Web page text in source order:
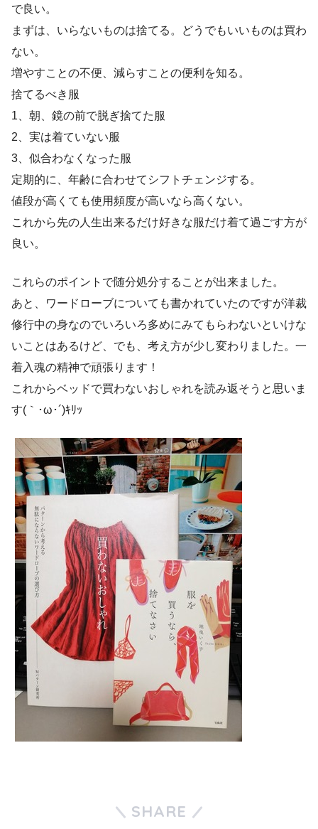
で良い。
まずは、いらないものは捨てる。どうでもいいものは買わ
ない。
増やすことの不便、減らすことの便利を知る。
捨てるべき服
1、朝、鏡の前で脱ぎ捨てた服
2、実は着ていない服
3、似合わなくなった服
定期的に、年齢に合わせてシフトチェンジする。
値段が高くても使用頻度が高いなら高くない。
これから先の人生出来るだけ好きな服だけ着て過ごす方が
良い。
これらのポイントで随分処分することが出来ました。
あと、ワードローブについても書かれていたのですが洋裁
修行中の身なのでいろいろ多めにみてもらわないといけな
いことはあるけど、でも、考え方が少し変わりました。一
着入魂の精神で頑張ります！
これからベッドで買わないおしゃれを読み返そうと思いま
す(｀･ω･´)ｷﾘｯ
SHARE